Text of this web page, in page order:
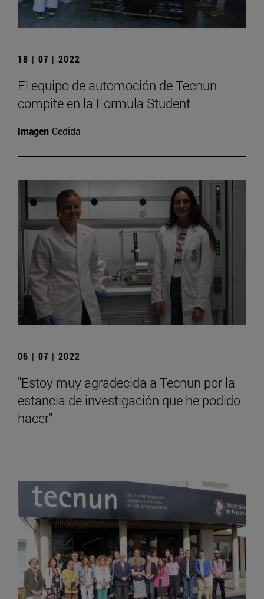
18 | 07 | 2022
El equipo de automoción de Tecnun
compite en la Formula Student
Imagen Cedida
06 | 07 | 2022
"Estoy muy agradecida a Tecnun por la
estancia de investigación que he podido
hacer"